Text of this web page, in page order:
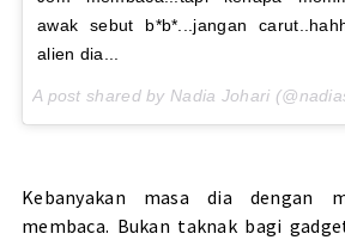
awak sebut b*b*...jangan
alien dia...
A post shared by Nadia Johari
Kebanyakan masa dia dengan
membaca. Bukan taknak bagi